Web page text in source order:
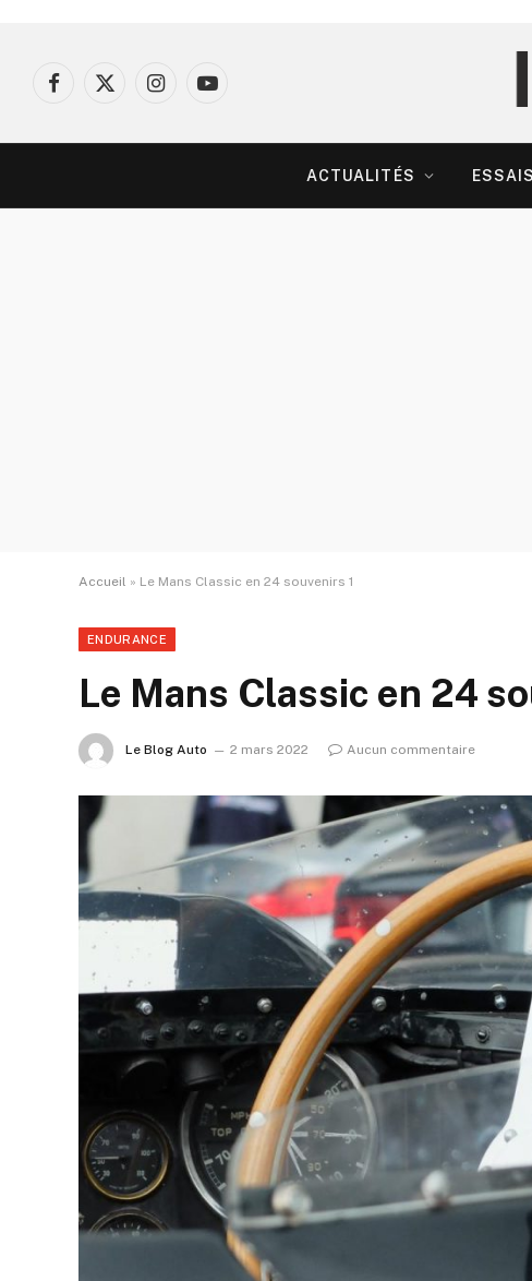
Facebook
X
InstagramYouTube
ACTUALITÉS ESSAIS
Accueil » Le Mans Classic en 24 souvenirs 1
ENDURANCE
Le Mans Classic en 24
Le Blog Auto 2 mars 2022 Aucun commentaire